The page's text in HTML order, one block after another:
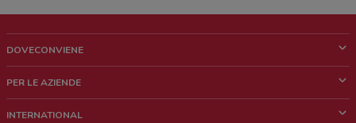
DOVECONVIENE
Chi siamo
PER LE AZIENDE
INTERNATIONAL